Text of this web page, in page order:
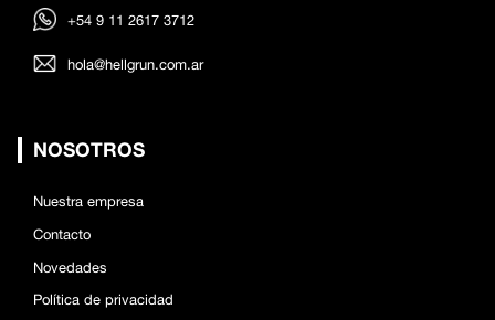
+54 9 11 2617 3712
hola@hellgrun.com.ar
NOSOTROS
Nuestra empresa
Contacto
Novedades
Política de privacidad